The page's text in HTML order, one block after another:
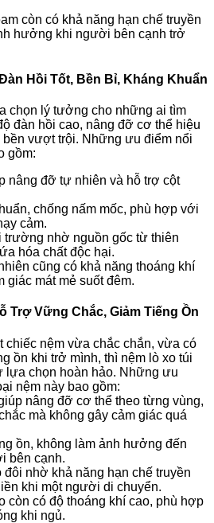
còn có khả năng hạn chế truyền
hưởng khi người bên cạnh trở
Hồi Tốt, Bền Bỉ, Kháng Khuẩn
chọn lý tưởng cho những ai tìm
đàn hồi cao, nâng đỡ cơ thể hiệu
bền vượt trội. Những ưu điểm nổi
gồm:
nâng đỡ tự nhiên và hỗ trợ cột
chống nấm mốc, phù hợp với
cảm.
trường nhờ nguồn gốc từ thiên
hóa chất độc hại.
cũng có khả năng thoáng khí
giác mát mẻ suốt đêm.
Trợ Vững Chắc, Giảm Tiếng Ồn
chiếc nệm vừa chắc chắn, vừa có
ồn khi trở mình, thì nệm lò xo túi
lựa chọn hoàn hảo. Những ưu
nệm này bao gồm:
nâng đỡ cơ thể theo từng vùng,
mà không gây cảm giác quá
ồn, không làm ảnh hưởng đến
bên cạnh.
nhờ khả năng hạn chế truyền
khi một người di chuyển.
còn có độ thoáng khí cao, phù hợp
khi ngủ.